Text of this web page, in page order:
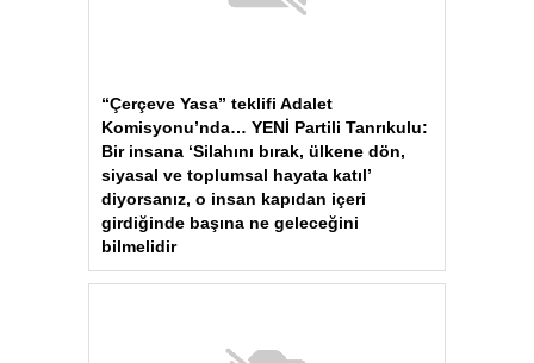
“Çerçeve Yasa” teklifi Adalet
Komisyonu’nda… YENİ Partili Tanrıkulu:
Bir insana ‘Silahını bırak, ülkene dön,
siyasal ve toplumsal hayata katıl’
diyorsanız, o insan kapıdan içeri
girdiğinde başına ne geleceğini
bilmelidir